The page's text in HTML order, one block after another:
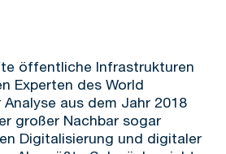
öffentliche Infrastrukturen
Experten des World
aus dem Jahr 2018
großer Nachbar sogar
Digitalisierung und digitaler